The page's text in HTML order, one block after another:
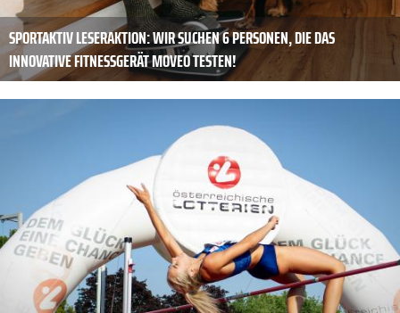
SPORTAKTIV LESERAKTION: WIR SUCHEN 6 PERSONEN, DIE DAS
INNOVATIVE FITNESSGERÄT MOVEO TESTEN!